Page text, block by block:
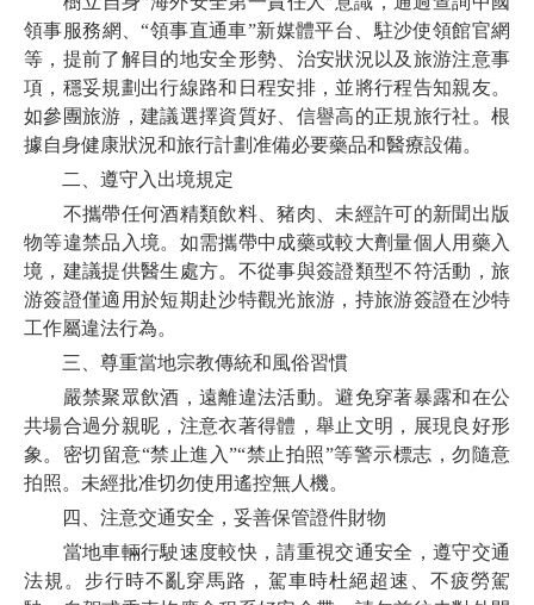
領事服務網、“領事直通車”新媒體平台、駐沙使領館官網
等，提前了解目的地安全形勢、治安狀況以及旅游注意事
項，穩妥規劃出行線路和日程安排，並將行程告知親友。
如參團旅游，建議選擇資質好、信譽高的正規旅行社。根
據自身健康狀況和旅行計劃准備必要藥品和醫療設備。
二、遵守入出境規定
不攜帶任何酒精類飲料、豬肉、未經許可的新聞出版
物等違禁品入境。如需攜帶中成藥或較大劑量個人用藥入
境，建議提供醫生處方。不從事與簽證類型不符活動，旅
游簽證僅適用於短期赴沙特觀光旅游，持旅游簽證在沙特
工作屬違法行為。
三、尊重當地宗教傳統和風俗習慣
嚴禁聚眾飲酒，遠離違法活動。避免穿著暴露和在公
共場合過分親昵，注意衣著得體，舉止文明，展現良好形
象。密切留意“禁止進入”“禁止拍照”等警示標志，勿隨意
拍照。未經批准切勿使用遙控無人機。
四、注意交通安全，妥善保管證件財物
當地車輛行駛速度較快，請重視交通安全，遵守交通
法規。步行時不亂穿馬路，駕車時杜絕超速、不疲勞駕